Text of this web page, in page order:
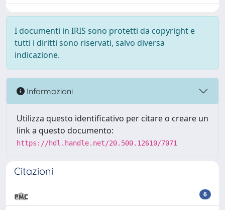
I documenti in IRIS sono protetti da copyright e
tutti i diritti sono riservati, salvo diversa
indicazione.
Informazioni
Utilizza questo identificativo per citare o creare un
link a questo documento:
https://hdl.handle.net/20.500.12610/7071
Citazioni
6